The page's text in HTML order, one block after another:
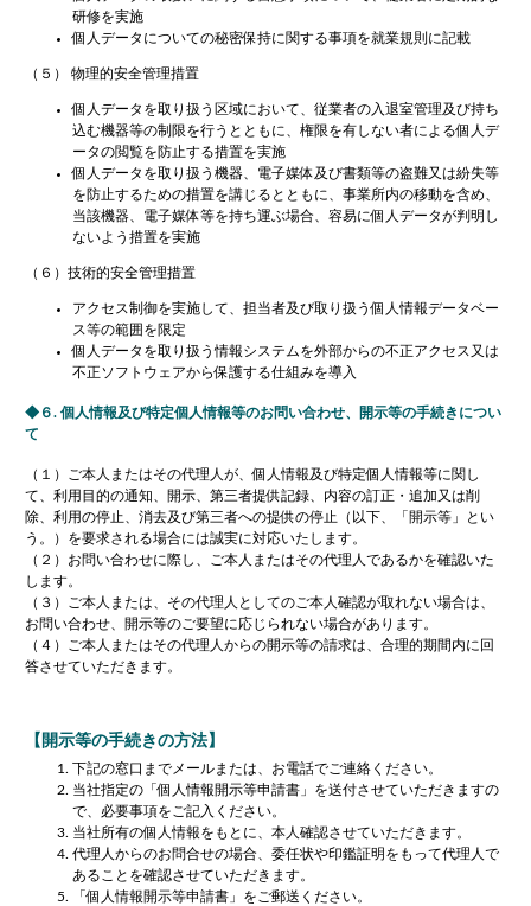
研修を実施
個人データについての秘密保持に関する事項を就業規則に記載
（５） 物理的安全管理措置
個人データを取り扱う区域において、従業者の入退室管理及び持ち
込む機器等の制限を行うとともに、権限を有しない者による個人デ
ータの閲覧を防止する措置を実施
個人データを取り扱う機器、電子媒体及び書類等の盗難又は紛失等
を防止するための措置を講じるとともに、事業所内の移動を含め、
当該機器、電子媒体等を持ち運ぶ場合、容易に個人データが判明し
ないよう措置を実施
（６）技術的安全管理措置
アクセス制御を実施して、担当者及び取り扱う個人情報データベー
ス等の範囲を限定
個人データを取り扱う情報システムを外部からの不正アクセス又は
不正ソフトウェアから保護する仕組みを導入
６. 個人情報及び特定個人情報等のお問い合わせ、開示等の手続きについ
て
（１）ご本人またはその代理人が、個人情報及び特定個人情報等に関し
て、利用目的の通知、開示、第三者提供記録、内容の訂正・追加又は削
除、利用の停止、消去及び第三者への提供の停止（以下、「開示等」とい
う。）を要求される場合には誠実に対応いたします。
（２）お問い合わせに際し、ご本人またはその代理人であるかを確認いた
します。
（３）ご本人または、その代理人としてのご本人確認が取れない場合は、
お問い合わせ、開示等のご要望に応じられない場合があります。
（４）ご本人またはその代理人からの開示等の請求は、合理的期間内に回
答させていただきます。
【開示等の手続きの方法】
下記の窓口までメールまたは、お電話でご連絡ください。
当社指定の「個人情報開示等申請書」を送付させていただきますの
で、必要事項をご記入ください。
当社所有の個人情報をもとに、本人確認させていただきます。
代理人からのお問合せの場合、委任状や印鑑証明をもって代理人で
あることを確認させていただきます。
「個人情報開示等申請書」をご郵送ください。